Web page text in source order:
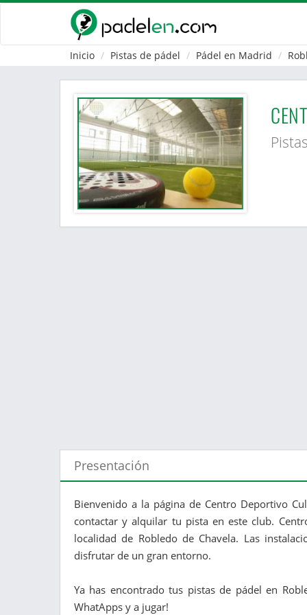
Inicio Pistas de pádel Pádel en Madrid
Presentación
Bienvenido a la página de Centro Deportivo
contactar y alquilar tu pista en este club.
localidad de Robledo de Chavela. Las
disfrutar de un gran entorno.
Ya has encontrado tus pistas de pádel en
WhatApps y a jugar!